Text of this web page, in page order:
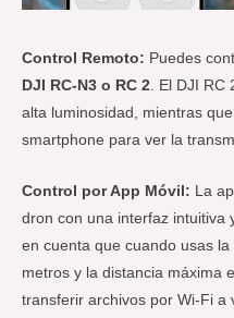
Control Remoto: Puedes
DJI RC-N3 o RC 2. El DJI RC
alta luminosidad, mientras
smartphone para ver la
Control por App Móvil: La
dron con una interfaz intuitiva
en cuenta que cuando usas
metros y la distancia máxima
transferir archivos por Wi-Fi a